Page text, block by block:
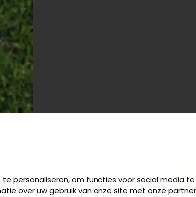
personaliseren, om functies voor social media
over uw gebruik van onze site met onze
Maak een afspraak